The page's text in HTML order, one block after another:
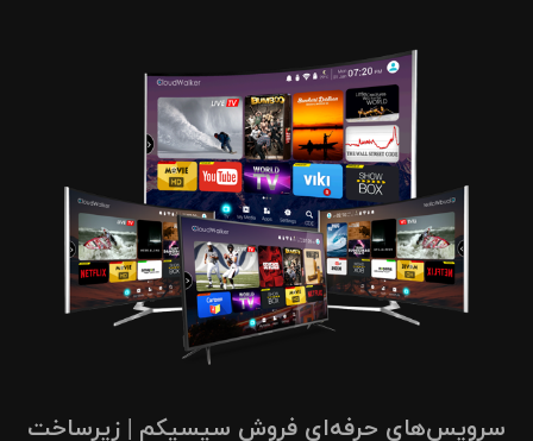
سرویس‌های حرفه‌ای فروش سیسیکم | زیرساخت